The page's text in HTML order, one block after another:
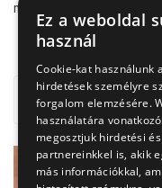
menstruációs görcs
hasfájás
IBS epekő
gyulladáscsökkentő
Ez a weboldal
használ
Cookie-kat használunk
hirdetések személyre
forgalom elemzésére.
használatára
megosztjuk hirdetési
partnereinkkel is, akik
más információkkal,